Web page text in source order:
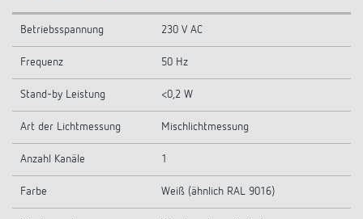
Betriebsspannung 230 V AC
Frequenz 50 Hz
Stand-by Leistung <0,2 W
Art der Lichtmessung Mischlichtmessung
Anzahl Kanäle 1
Farbe Weiß (ähnlich RAL 9016)